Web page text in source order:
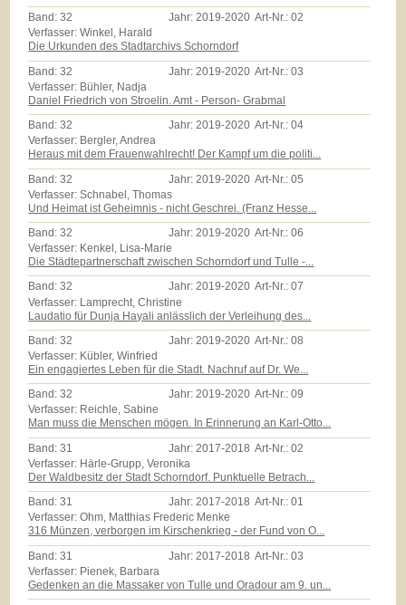
Band:32 Jahr:2019-2020 Art-Nr.:02
Verfasser: Winkel, Harald
Die Urkunden des Stadtarchivs Schorndorf
Band:32 Jahr: 2019-2020 Art-Nr.:03
Verfasser: Bühler, Nadja
Daniel Friedrich von Stroelin. Amt - Person- Grabmal
Band:32 Jahr:2019-2020 Art-Nr.:04
Verfasser: Bergler, Andrea
Heraus mit dem Frauenwahlrecht! Der Kampf um die politi...
Band:32 Jahr: 2019-2020 Art-Nr.:05
Verfasser: Schnabel, Thomas
Und Heimat ist Geheimnis - nicht Geschrei. (Franz Hesse...
Band:32 Jahr:2019-2020 Art-Nr.:06
Verfasser: Kenkel, Lisa-Marie
Die Städtepartnerschaft zwischen Schorndorf und Tulle -...
Band:32 Jahr:2019-2020 Art-Nr.:07
Verfasser: Lamprecht, Christine
Laudatio für Dunja Hayali anlässlich der Verleihung des...
Band:32 Jahr:2019-2020 Art-Nr.:08
Verfasser: Kübler, Winfried
Ein engagiertes Leben für die Stadt. Nachruf auf Dr. We...
Band:32 Jahr:2019-2020 Art-Nr.:09
Verfasser: Reichle, Sabine
Man muss die Menschen mögen. In Erinnerung an Karl-Otto...
Band:31 Jahr: 2017-2018 Art-Nr.:02
Verfasser: Härle-Grupp, Veronika
Der Waldbesitz der Stadt Schorndorf. Punktuelle Betrach...
Band:31 Jahr:2017-2018 Art-Nr.:01
Verfasser: Ohm, Matthias Frederic Menke
316 Münzen, verborgen im Kirschenkrieg - der Fund von O...
Band:31 Jahr: 2017-2018 Art-Nr.:03
Verfasser: Pienek, Barbara
Gedenken an die Massaker von Tulle und Oradour am 9. un...